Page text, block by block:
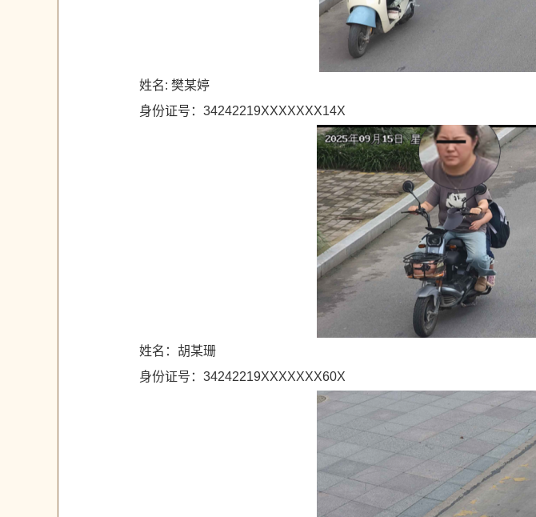
姓名: 樊某婷
身份证号：34242219XXXXXXX14X
姓名：胡某珊
身份证号：34242219XXXXXXX60X